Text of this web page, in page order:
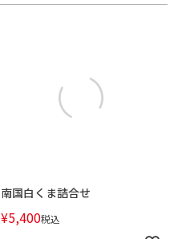
南国白くま詰合せ
¥5,400税込